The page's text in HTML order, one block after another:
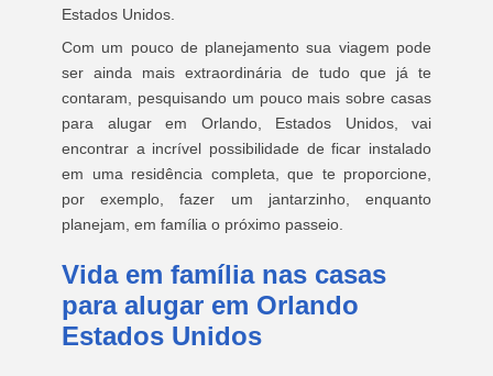
Estados Unidos.
Com um pouco de planejamento sua viagem pode
ser ainda mais extraordinária de tudo que já te
contaram, pesquisando um pouco mais sobre casas
para alugar em Orlando, Estados Unidos, vai
encontrar a incrível possibilidade de ficar instalado
em uma residência completa, que te proporcione,
por exemplo, fazer um jantarzinho, enquanto
planejam, em família o próximo passeio.
Vida em família nas casas
para alugar em Orlando
Estados Unidos